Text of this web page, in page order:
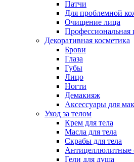
Патчи
Для проблемной
Очищение лица
Профессиональная
Декоративная косметика
Брови
Глаза
Губы
Лицо
Ногти
Демакияж
Аксессуары для
Уход за телом
Крем для тела
Масла для тела
Скрабы для тела
Антицеллюлитные
Гели для душа